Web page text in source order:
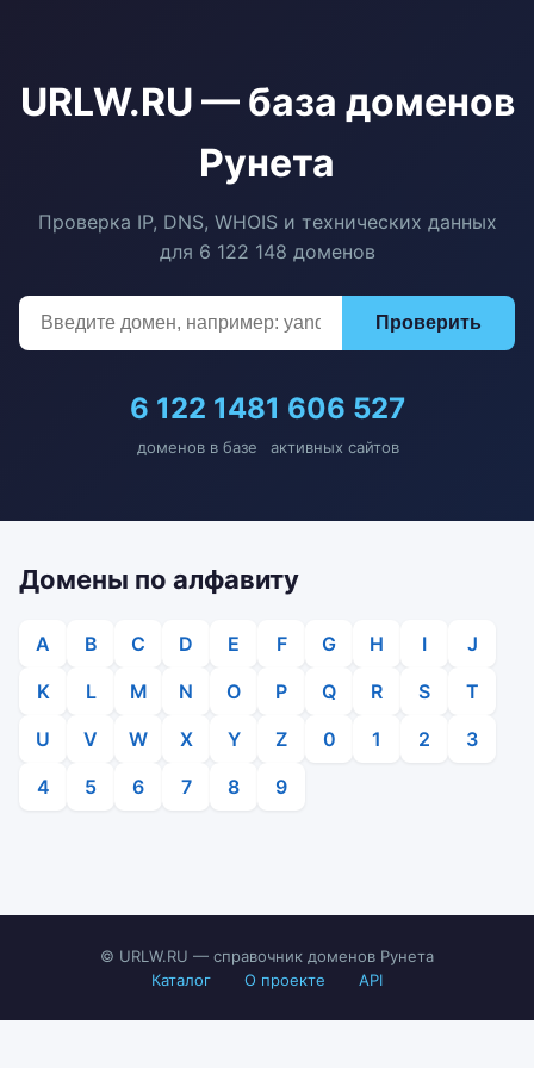
URLW.RU — база доменов
Рунета
Проверка IP, DNS, WHOIS и технических данных
для 6 122 148 доменов
Проверить
6 122 148
доменов в базе
1 606 527
активных сайтов
Домены по алфавиту
A B C D E F G H I
J
K
L M N O P Q R S
T
U
V W X Y Z 0 1 2
3
4
5 6 7 8 9
© URLW.RU — справочник доменов Рунета
Каталог
О проекте API